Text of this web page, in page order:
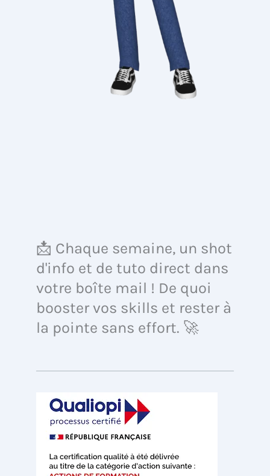
📩 Chaque semaine, un shot
d'info et de tuto direct dans
votre boîte mail ! De quoi
booster vos skills et rester à
la pointe sans effort. 🚀